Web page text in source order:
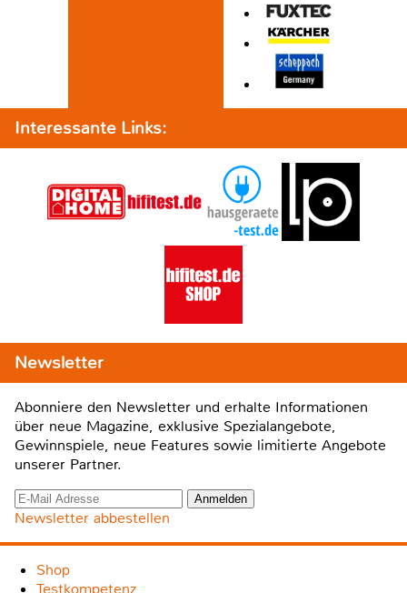
Interessante Links:
Newsletter
Abonniere den Newsletter und erhalte Informationen
über neue Magazine, exklusive Spezialangebote,
Gewinnspiele, neue Features sowie limitierte Angebote
unserer Partner.
Newsletter abbestellen
Shop
Testkompetenz